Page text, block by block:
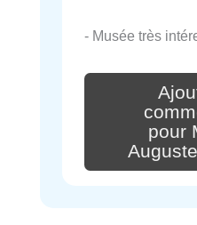
- Musée très
pour